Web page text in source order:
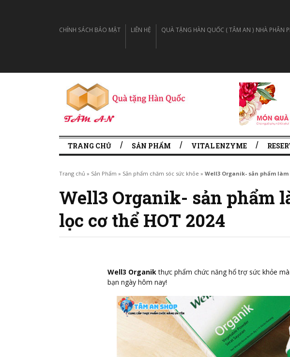
CHÍNH SÁCH BẢO MẬT LIÊN HỆ QUÀ TẶNG HÀN QUỐC ( TÂM AN ) NHÀ PHÂN
TRANG CHỦ SẢN PHẨM VITAL ENZYME
Trang chủ » Sản Phẩm » Sản phẩm chăm sóc sức khỏe » Well3 Organik- sản phẩm
Well3 Organik- sản phẩm
lọc cơ thể HOT 2024
Well3 Organikthực phẩm chức năng hổ trợ sức khỏe mà
bạn ngày hôm nay!